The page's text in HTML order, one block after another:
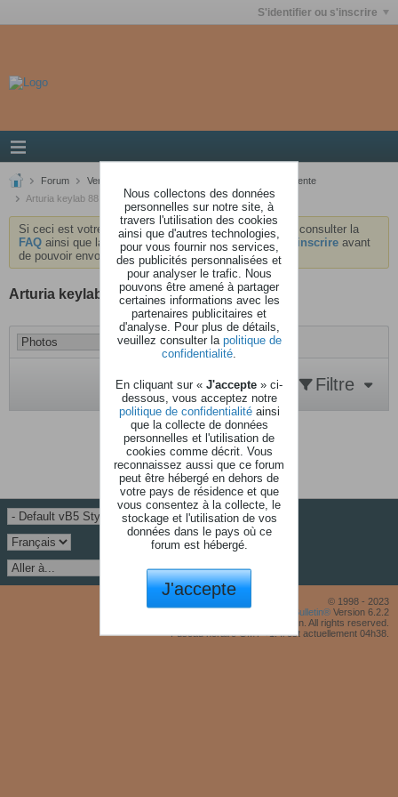
S'identifier ou s'inscrire
Forum Ventes / Achats / Echanges
Propositions de vente
Arturia keylab 88 mkii black (sous garantie)
Si ceci est votre première visite, nous vous invitons à consulter la
FAQ ainsi que la chartedu forum . Vous devrez vous inscrire avant
de pouvoir envoyer des messages.
Arturia keylab 88 mkii black (sous garantie)
Filtre
Aucune photo trouvé.
© 1998 - 2023
Powered by
vBulletin® Version 6.2.2
Copyright © 2026 MH Sub I, LLC dba vBulletin. All rights reserved.
Fuseau horaire GMT +1. Il est actuellement 04h38.
Nous collectons des données
personnelles sur notre site, à
travers l'utilisation des cookies
ainsi que d'autres technologies,
pour vous fournir nos services,
des publicités personnalisées et
pour analyser le trafic. Nous
pouvons être amené à partager
certaines informations avec les
partenaires publicitaires et
d'analyse. Pour plus de détails,
veuillez consulter la politique de
confidentialité
En cliquant sur « J'accepte » ci-
dessous, vous acceptez notre
politique de confidentialitéainsi
que la collecte de données
personnelles et l'utilisation de
cookies comme décrit. Vous
reconnaissez aussi que ce forum
peut être hébergé en dehors de
votre pays de résidence et que
vous consentez à la collecte, le
stockage et l'utilisation de vos
données dans le pays où ce
forum est hébergé.
J'accepte